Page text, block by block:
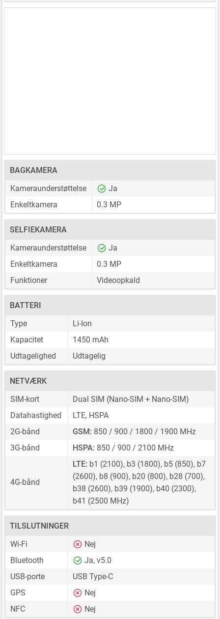
BAGKAMERA
Kameraunderstøttelse
Ja
Enkeltkamera
0.3 MP
SELFIEKAMERA
Kameraunderstøttelse
Ja
Enkeltkamera
0.3 MP
Funktioner
Videoopkald
BATTERI
Type
Li-Ion
Kapacitet
1450 mAh
Udtagelighed
Udtagelig
NETVÆRK
SIM-kort
Dual SIM (Nano-SIM + Nano-SIM)
Datahastighed
LTE, HSPA
2G-bånd
GSM: 850 / 900 / 1800 / 1900 MHz
3G-bånd
HSPA: 850 / 900 / 2100 MHz
4G-bånd
LTE: b1 (2100), b3 (1800), b5 (850), b7
(2600), b8 (900), b20 (800), b28 (700),
b38 (2600), b39 (1900), b40 (2300),
b41 (2500 MHz)
TILSLUTNINGER
Wi-Fi
Nej
Bluetooth
Ja, v5.0
USB-porte
USB Type-C
GPS
Nej
NFC
Nej